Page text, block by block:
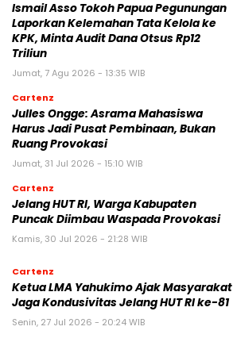
Ismail Asso Tokoh Papua Pegunungan
Laporkan Kelemahan Tata Kelola ke
KPK, Minta Audit Dana Otsus Rp12
Triliun
Jumat, 7 Agu 2026 - 13:35 WIB
Cartenz
Julles Ongge: Asrama Mahasiswa
Harus Jadi Pusat Pembinaan, Bukan
Ruang Provokasi
Jumat, 31 Jul 2026 - 15:10 WIB
Cartenz
Jelang HUT RI, Warga Kabupaten
Puncak Diimbau Waspada Provokasi
Kamis, 30 Jul 2026 - 21:28 WIB
Cartenz
Ketua LMA Yahukimo Ajak Masyarakat
Jaga Kondusivitas Jelang HUT RI ke-81
Senin, 27 Jul 2026 - 20:24 WIB